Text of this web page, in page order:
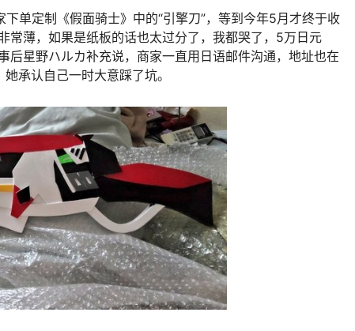
定制《假面骑士》中的“引擎刀”，等到今年5月才终于收
常薄，如果是纸板的话也太过分了，我都哭了，5万日元
后星野ハルカ补充说，商家一直用日语邮件沟通，地址也在
承认自己一时大意踩了坑。